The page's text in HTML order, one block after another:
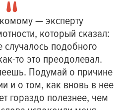
— эксперту
который сказал:
случалось подобного
то это преодолевал.
Подумай о причине
и о том, как вновь в нее
гораздо полезнее, чем